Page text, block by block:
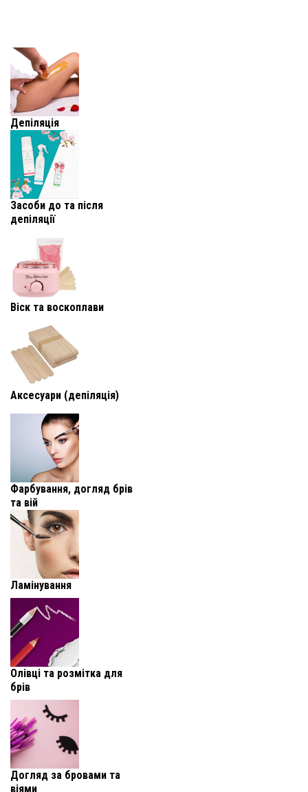
Депіляція
Засоби до та після
депіляції
Віск та воскоплави
Аксесуари (депіляція)
Фарбування, догляд брів
та вій
Ламінування
Олівці та розмітка для
брів
Догляд за бровами та
віями